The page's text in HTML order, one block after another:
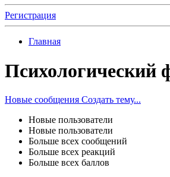
Регистрация
Главная
Психологический
Новые сообщения Создать тему...
Новые пользователи
Новые пользователи
Больше всех сообщений
Больше всех реакций
Больше всех баллов